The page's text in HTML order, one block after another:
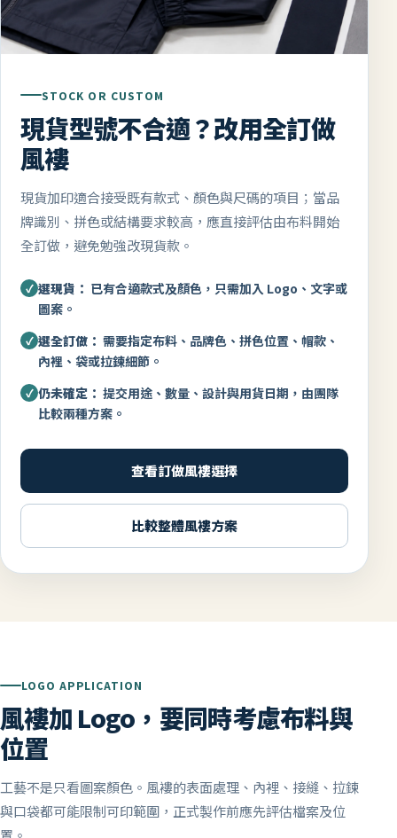
STOCK OR CUSTOM
現貨型號不合適？改用全訂做
風褸
現貨加印適合接受既有款式、顏色與尺碼的項目；當品
牌識別、拼色或結構要求較高，應直接評估由布料開始
全訂做，避免勉強改現貨款。
✓ 選現貨： 已有合適款式及顏色，只需加入 Logo、文字或
圖案。
✓ 選全訂做： 需要指定布料、品牌色、拼色位置、帽款、
內裡、袋或拉鍊細節。
✓ 仍未確定： 提交用途、數量、設計與用貨日期，由團隊
比較兩種方案。
查看訂做風褸選擇
比較整體風褸方案
LOGO APPLICATION
風褸加 Logo，要同時考慮布料與
位置
工藝不是只看圖案顏色。風褸的表面處理、內裡、接縫、拉鍊
與口袋都可能限制可印範圍，正式製作前應先評估檔案及位